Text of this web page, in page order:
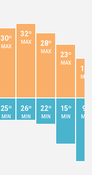
30º
MAX
25º
MIN
32º
MAX
26º
MIN
28º
MAX
22º
MIN
23º
MAX
15º
MIN
17º
MAX
9º
MIN